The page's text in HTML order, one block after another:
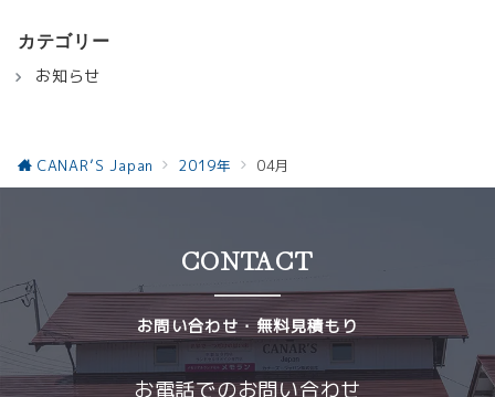
カテゴリー
お知らせ
CANAR’S Japan 2019年 04月
CONTACT
お問い合わせ・無料見積もり
お電話でのお問い合わせ